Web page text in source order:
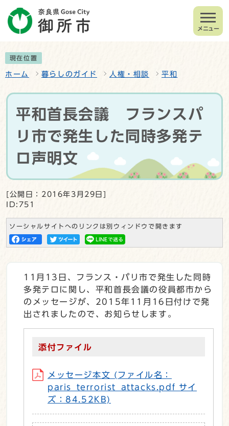
メニュー
現在位置
ホーム 暮らしのガイド 人権・相談 平和
平和首長会議 フランスパ
リ市で発生した同時多発テ
ロ声明文
[公開日：2016年3月29日]
ID:751
ソーシャルサイトへのリンクは別ウィンドウで開きます
11月13日、フランス・パリ市で発生した同時
多発テロに関し、平和首長会議の役員都市から
のメッセージが、2015年11月16日付けで発
出されましたので、お知らせします。
添付ファイル
メッセージ本文 (ファイル名：
paris_terrorist_attacks.pdf サイ
ズ：84.52KB)